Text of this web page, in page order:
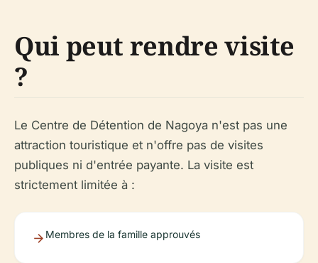
Qui peut rendre visite
?
Le Centre de Détention de Nagoya n'est pas une
attraction touristique et n'offre pas de visites
publiques ni d'entrée payante. La visite est
strictement limitée à :
Membres de la famille approuvés